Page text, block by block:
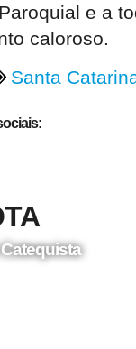
e a
caloroso.
Santa